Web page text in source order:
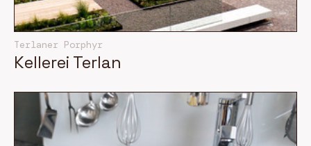
Terlaner Porphyr
Kellerei Terlan